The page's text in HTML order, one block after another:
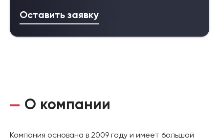
Оставить заявку
О компании
Компания основана в 2009 году и имеет большой